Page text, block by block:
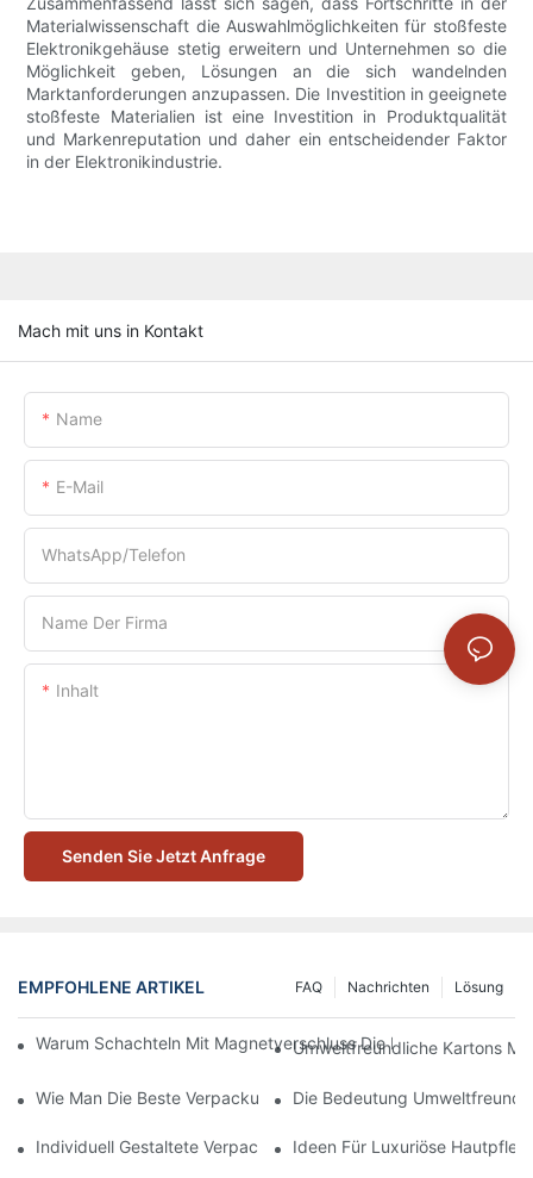
Materialwissenschaft die Auswahlmöglichkeiten für stoßfeste
Elektronikgehäuse stetig erweitern und Unternehmen so die
Möglichkeit geben, Lösungen an die sich wandelnden
Marktanforderungen anzupassen. Die Investition in geeignete
stoßfeste Materialien ist eine Investition in Produktqualität
und Markenreputation und daher ein entscheidender Faktor
in der Elektronikindustrie.
Mach mit uns in Kontakt
Name
E-Mail
WhatsApp/Telefon
Name Der Firma
Inhalt
Senden Sie Jetzt Anfrage
EMPFOHLENE ARTIKEL Lösung
Nachrichten
FAQ
Warum Schachteln Mit Magnetverschluss Die Beste Wahl Für
Umweltfreundliche Kartons
Wie Man Die Beste Verpackung Für Hautpflegeprodukte Zum
Die Bedeutung
Individuell Gestaltete Verpackungen Für Hautpflegeprodukte,
Ideen Für Luxuriöse